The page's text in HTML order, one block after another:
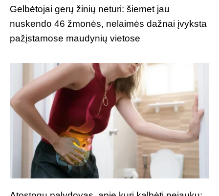
Gelbėtojai gerų žinių neturi: šiemet jau
nuskendo 46 žmonės, nelaimės dažnai įvyksta
pažįstamose maudynių vietose